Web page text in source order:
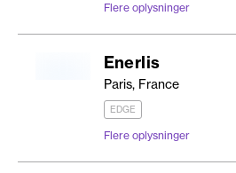
Flere oplysninger
Enerlis
Paris, France
EDGE
Flere oplysninger